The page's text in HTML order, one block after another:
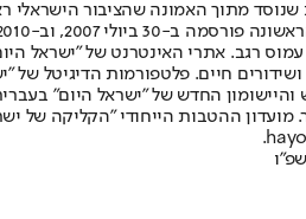
מתוך האמונה שהציבור הישראלי
חיים. פלטפורמות הדיגיטל של
החדש והיישומון החדש של "ישראל
מועדון ההטבות הייחודי "הקליקה של